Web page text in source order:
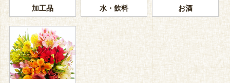
加工品 水・飲料 お酒